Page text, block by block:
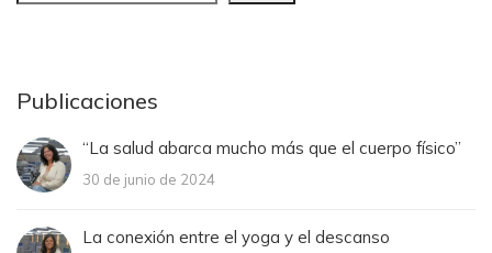
Publicaciones
“La salud abarca mucho más que el cuerpo físico”
30 de junio de 2024
La conexión entre el yoga y el descanso